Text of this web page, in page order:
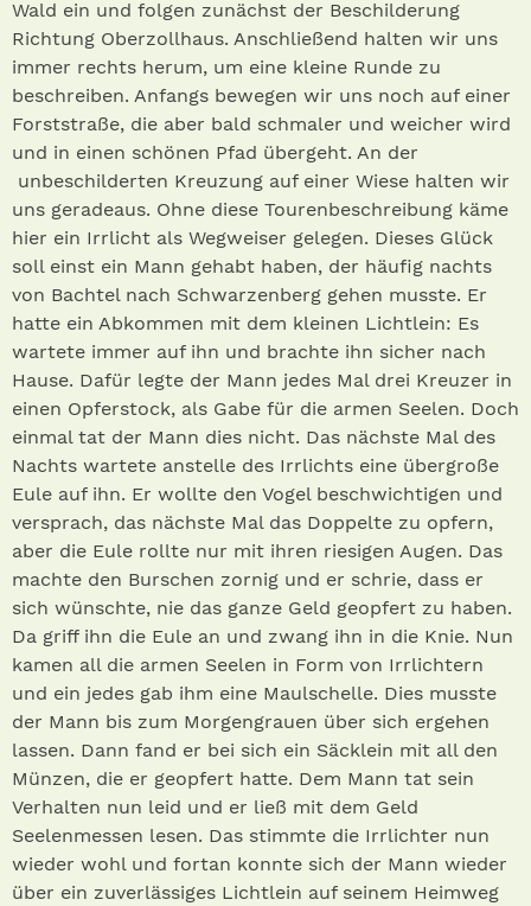
Wald ein und folgen zunächst der Beschilderung
Richtung Oberzollhaus. Anschließend halten wir uns
immer rechts herum, um eine kleine Runde zu
beschreiben. Anfangs bewegen wir uns noch auf einer
Forststraße, die aber bald schmaler und weicher wird
und in einen schönen Pfad übergeht. An der
unbeschilderten Kreuzung auf einer Wiese halten wir
uns geradeaus. Ohne diese Tourenbeschreibung käme
hier ein Irrlicht als Wegweiser gelegen. Dieses Glück
soll einst ein Mann gehabt haben, der häufig nachts
von Bachtel nach Schwarzenberg gehen musste. Er
hatte ein Abkommen mit dem kleinen Lichtlein: Es
wartete immer auf ihn und brachte ihn sicher nach
Hause. Dafür legte der Mann jedes Mal drei Kreuzer in
einen Opferstock, als Gabe für die armen Seelen. Doch
einmal tat der Mann dies nicht. Das nächste Mal des
Nachts wartete anstelle des Irrlichts eine übergroße
Eule auf ihn. Er wollte den Vogel beschwichtigen und
versprach, das nächste Mal das Doppelte zu opfern,
aber die Eule rollte nur mit ihren riesigen Augen. Das
machte den Burschen zornig und er schrie, dass er
sich wünschte, nie das ganze Geld geopfert zu haben.
Da griff ihn die Eule an und zwang ihn in die Knie. Nun
kamen all die armen Seelen in Form von Irrlichtern
und ein jedes gab ihm eine Maulschelle. Dies musste
der Mann bis zum Morgengrauen über sich ergehen
lassen. Dann fand er bei sich ein Säcklein mit all den
Münzen, die er geopfert hatte. Dem Mann tat sein
Verhalten nun leid und er ließ mit dem Geld
Seelenmessen lesen. Das stimmte die Irrlichter nun
wieder wohl und fortan konnte sich der Mann wieder
über ein zuverlässiges Lichtlein auf seinem Heimweg